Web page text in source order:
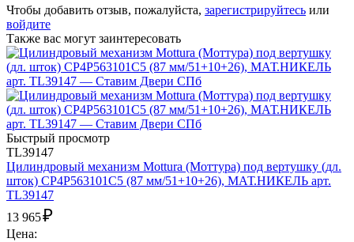
Чтобы добавить отзыв, пожалуйста, зарегистрируйтесь или
войдите
Также вас могут заинтересовать
Быстрый просмотр
TL39147
Цилиндровый механизм Mottura (Моттура) под вертушку (дл.
шток) CP4P563101C5 (87 мм/51+10+26), МАТ.НИКЕЛЬ арт.
TL39147
13 965₽
Цена: